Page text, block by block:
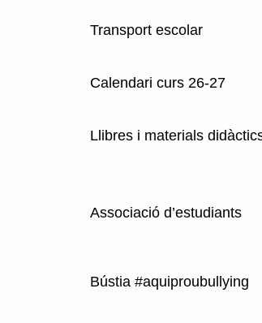
Transport escolar
Calendari curs 26-27
Llibres i materials
Associació d’estudiants
Bústia #aquiproubullying